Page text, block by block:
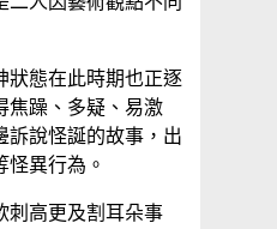
狀態在此時期也正逐
焦躁、多疑、易激
訴說怪誕的故事，出
怪異行為。
刺高更及割耳朵事